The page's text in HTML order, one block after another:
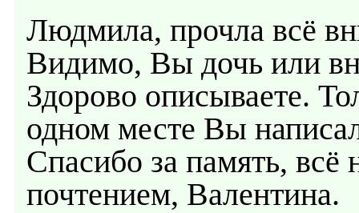
Людмила, прочла всё
Видимо, Вы дочь или
Здорово описываете.
одном месте Вы
Спасибо за память,
почтением, Валентина.